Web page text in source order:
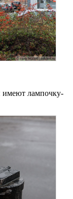
имеют лампочку-